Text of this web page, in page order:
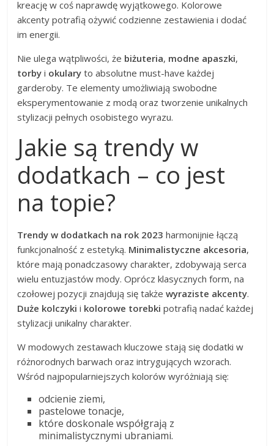
kreację w coś naprawdę wyjątkowego. Kolorowe
akcenty potrafią ożywić codzienne zestawienia i dodać
im energii.
Nie ulega wątpliwości, że biżuteria, modne apaszki,
torby i okulary to absolutne must-have każdej
garderoby. Te elementy umożliwiają swobodne
eksperymentowanie z modą oraz tworzenie unikalnych
stylizacji pełnych osobistego wyrazu.
Jakie są trendy w
dodatkach – co jest
na topie?
Trendy w dodatkach na rok 2023 harmonijnie łączą
funkcjonalność z estetyką. Minimalistyczne akcesoria,
które mają ponadczasowy charakter, zdobywają serca
wielu entuzjastów mody. Oprócz klasycznych form, na
czołowej pozycji znajdują się takżewyraziste akcenty.
Duże kolczyki i kolorowe torebki potrafią nadać każdej
stylizacji unikalny charakter.
W modowych zestawach kluczowe stają się dodatki w
różnorodnych barwach oraz intrygujących wzorach.
Wśród najpopularniejszych kolorów wyróżniają się:
odcienie ziemi,
pastelowe tonacje,
które doskonale współgrają z
minimalistycznymi ubraniami.